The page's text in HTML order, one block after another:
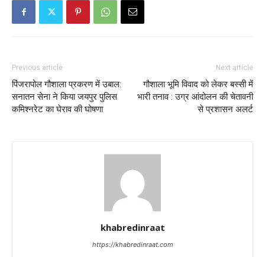
Previous article
पिंजरापोल गौशाला प्रकरण में उबाल:
सनातन सेना ने किया जयपुर पुलिस
कमिश्नरेट का घेराव की घोषणा
Next article
गौशाला भूमि विवाद को लेकर बस्सी में
भारी तनाव : उग्र आंदोलन की चेतावनी
से प्रशासन अलर्ट
khabredinraat
https://khabredinraat.com